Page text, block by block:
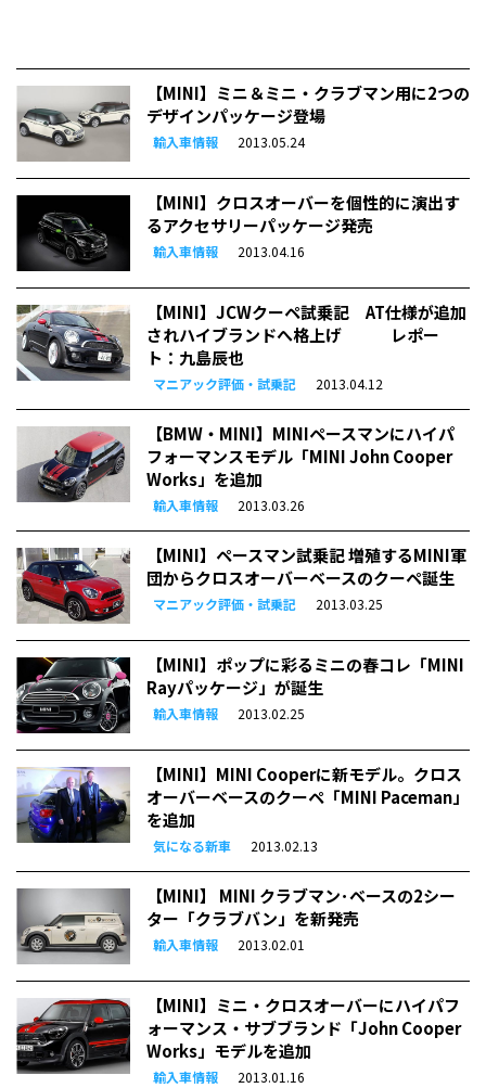
【MINI】ミニ＆ミニ・クラブマン用に2つの
デザインパッケージ登場
輸入車情報 2013.05.24
【MINI】クロスオーバーを個性的に演出す
るアクセサリーパッケージ発売
輸入車情報 2013.04.16
【MINI】JCWクーペ試乗記 AT仕様が追加
されハイブランドへ格上げ レポー
ト：九島辰也
マニアック評価・試乗記 2013.04.12
【BMW・MINI】MINIペースマンにハイパ
フォーマンスモデル「MINI John Cooper
Works」を追加
輸入車情報 2013.03.26
【MINI】ペースマン試乗記 増殖するMINI軍
団からクロスオーバーベースのクーペ誕生
マニアック評価・試乗記 2013.03.25
【MINI】ポップに彩るミニの春コレ「MINI
Rayパッケージ」が誕生
輸入車情報 2013.02.25
【MINI】MINI Cooperに新モデル。クロス
オーバーベースのクーペ「MINI Paceman」
を追加
気になる新車 2013.02.13
【MINI】 MINI クラブマン･ベースの2シー
ター「クラブバン」を新発売
輸入車情報 2013.02.01
【MINI】ミニ・クロスオーバーにハイパフ
ォーマンス・サブブランド「John Cooper
Works」モデルを追加
輸入車情報 2013.01.16